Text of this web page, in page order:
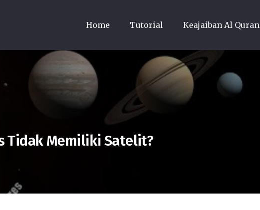
Home Tutorial Keajaiban Al Quran
Tidak Memiliki Satelit?